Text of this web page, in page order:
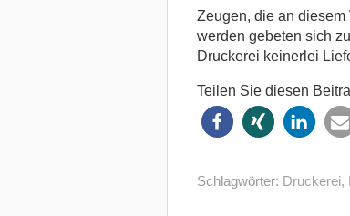
Zeugen, die an diesem
werden gebeten sich
Druckerei keinerlei
Teilen Sie diesen
Schlagwörter: Druckerei,